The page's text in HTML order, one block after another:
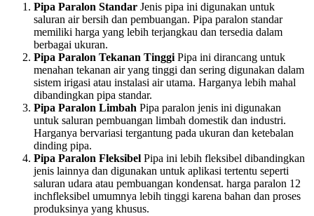
Pipa Paralon Standar Jenis pipa ini digunakan untuk
saluran air bersih dan pembuangan. Pipa paralon standar
memiliki harga yang lebih terjangkau dan tersedia dalam
berbagai ukuran.
Pipa Paralon Tekanan Tinggi Pipa ini dirancang untuk
menahan tekanan air yang tinggi dan sering digunakan dalam
sistem irigasi atau instalasi air utama. Harganya lebih mahal
dibandingkan pipa standar.
Pipa Paralon Limbah Pipa paralon jenis ini digunakan
untuk saluran pembuangan limbah domestik dan industri.
Harganya bervariasi tergantung pada ukuran dan ketebalan
dinding pipa.
Pipa Paralon Fleksibel Pipa ini lebih fleksibel dibandingkan
jenis lainnya dan digunakan untuk aplikasi tertentu seperti
saluran udara atau pembuangan kondensat. harga paralon 12
inchfleksibel umumnya lebih tinggi karena bahan dan proses
produksinya yang khusus.